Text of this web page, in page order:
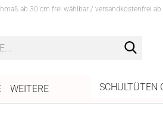
ab 30 cm frei wählbar / versandkostenfrei
SCHULTÜTEN
WEITERE